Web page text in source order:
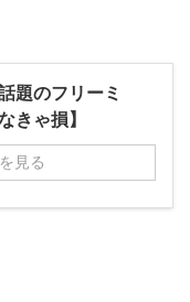
題のフリーミ
きゃ損】
見る